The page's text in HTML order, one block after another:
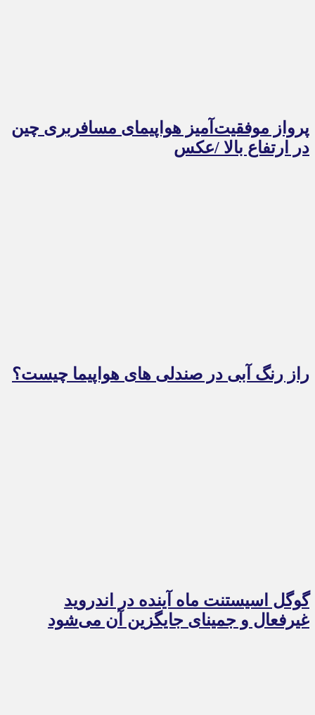
پرواز موفقیت‌آمیز هواپیمای مسافربری چین
در ارتفاع بالا /عکس
راز رنگ آبی در صندلی های هواپیما چیست؟
گوگل اسیستنت ماه آینده در اندروید
غیرفعال و جمینای جایگزین آن می‌شود